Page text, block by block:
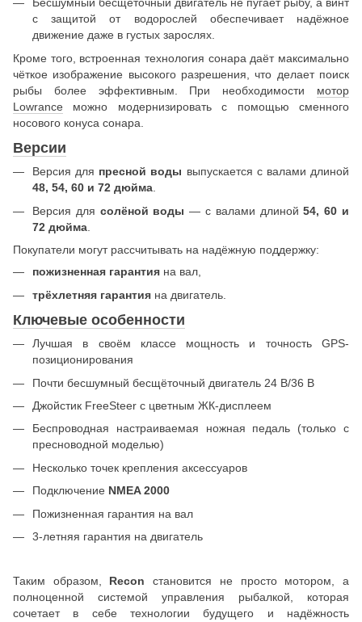
Бесшумный бесщёточный двигатель не пугает рыбу, а винт
с защитой от водорослей обеспечивает надёжное
движение даже в густых зарослях.
Кроме того, встроенная технология сонара даёт максимально
чёткое изображение высокого разрешения, что делает поиск
рыбы более эффективным. При необходимости мотор
Lowrance можно модернизировать с помощью сменного
носового конуса сонара.
Версии
Версия для пресной воды выпускается с валами длиной
48, 54, 60 и 72 дюйма.
Версия для солёной воды — с валами длиной54, 60 и
72 дюйма
Покупатели могут рассчитывать на надёжную поддержку:
пожизненная гарантия на вал,
трёхлетняя гарантия на двигатель.
Ключевые особенности
Лучшая в своём классе мощность и точность GPS-
позиционирования
Почти бесшумный бесщёточный двигатель 24 В/36 В
Джойстик FreeSteer с цветным ЖК-дисплеем
Беспроводная настраиваемая ножная педаль (только с
пресноводной моделью)
Несколько точек крепления аксессуаров
Подключение NMEA 2000
Пожизненная гарантия на вал
3-летняя гарантия на двигатель
Таким образом, Recon становится не просто мотором, а
полноценной системой управления рыбалкой, которая
сочетает в себе технологии будущего и надёжность